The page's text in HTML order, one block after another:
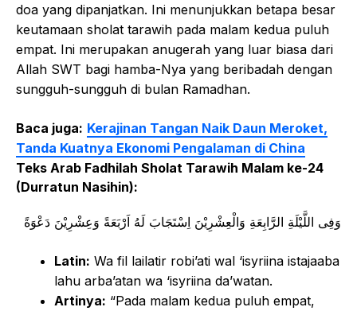
doa yang dipanjatkan. Ini menunjukkan betapa besar
keutamaan sholat tarawih pada malam kedua puluh
empat. Ini merupakan anugerah yang luar biasa dari
Allah SWT bagi hamba-Nya yang beribadah dengan
sungguh-sungguh di bulan Ramadhan.
Baca juga: Kerajinan Tangan Naik Daun Meroket,
Tanda Kuatnya Ekonomi Pengalaman di China
Teks Arab Fadhilah Sholat Tarawih Malam ke-24
(Durratun Nasihin):
وَفِى اللَّيْلَةِ الرَّابِعَةِ وَالْعِشْرِيْنَ اِسْتَجَابَ لَهُ اَرْبَعَةً وَعِشْرِيْنَ دَعْوَةً
Latin: Wa fil lailatir robi’ati wal ‘isyriina istajaaba
lahu arba’atan wa ‘isyriina da’watan.
Artinya: “Pada malam kedua puluh empat,